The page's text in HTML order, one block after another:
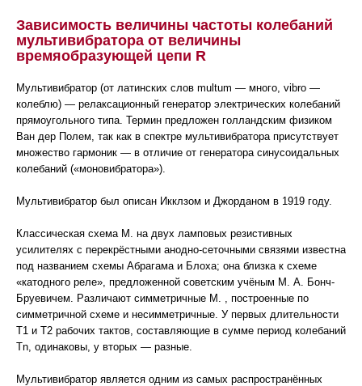
Зависимость величины частоты колебаний
мультивибратора от величины
времяобразующей цепи R
Мультивибратор (от латинских слов multum — много, vibro —
колеблю) — релаксационный генератор электрических колебаний
прямоугольного типа. Термин предложен голландским физиком
Ван дер Полем, так как в спектре мультивибратора присутствует
множество гармоник — в отличие от генератора синусоидальных
колебаний («моновибратора»).
Мультивибратор был описан Икклзом и Джорданом в 1919 году.
Классическая схема М. на двух ламповых резистивных
усилителях с перекрёстными анодно-сеточными связями известна
под названием схемы Абрагама и Блоха; она близка к схеме
«катодного реле», предложенной советским учёным М. А. Бонч-
Бруевичем. Различают симметричные М. , построенные по
симметричной схеме и несимметричные. У первых длительности
T1 и T2 рабочих тактов, составляющие в сумме период колебаний
Tn, одинаковы, у вторых — разные.
Мультивибратор является одним из самых распространённых